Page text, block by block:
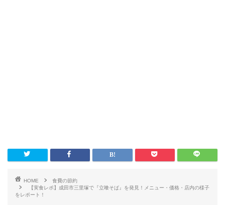
HOME
食費の節約
【実食レポ】成田市三里塚で『立喰そば』を発見！メニュー・価格・店内の様子
をレポート！